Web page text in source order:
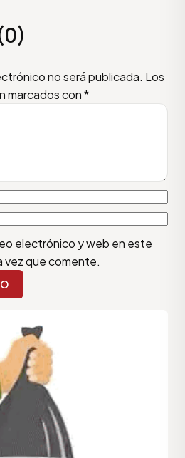
no será publicada. Los
marcados con*
electrónico y web en este
vez que comente.